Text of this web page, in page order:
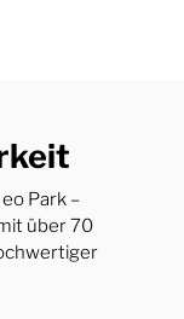
Park –
über 70